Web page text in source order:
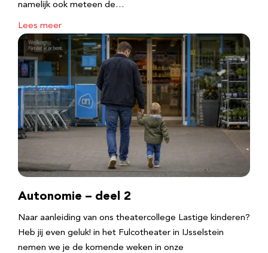
namelijk ook meteen de…
Lees meer
Autonomie – deel 2
Naar aanleiding van ons theatercollege Lastige kinderen?
Heb jij even geluk! in het Fulcotheater in IJsselstein
nemen we je de komende weken in onze